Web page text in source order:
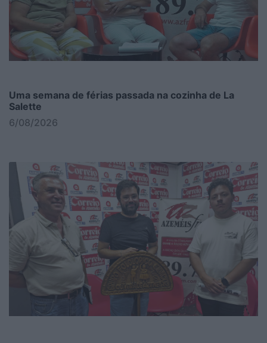
Uma semana de férias passada na cozinha de La
Salette
6/08/2026